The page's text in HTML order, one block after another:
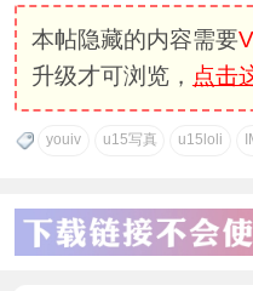
本帖隐藏的内容需要
升级才可浏览， 点击
youiv u15写真 u15loli